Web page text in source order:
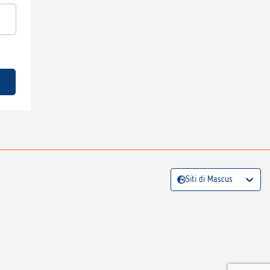
Siti di Mascus